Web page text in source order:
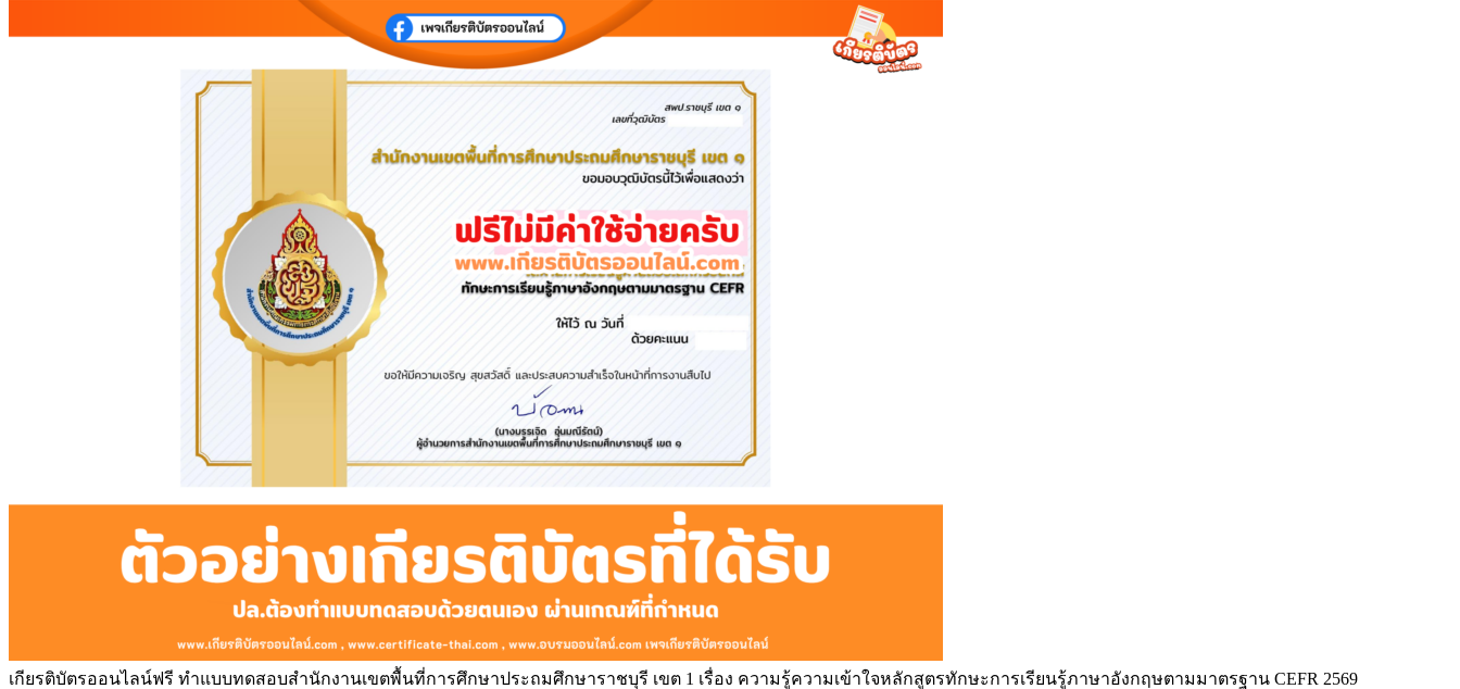
เกียรติบัตรออนไลน์ฟรี ทำแบบทดสอบสำนักงานเขตพื้นที่การศึกษาประถมศึกษาราชบุรี เขต 1 เรื่อง ความรู้ความเข้าใจหลักสูตรทักษะการเรียนรู้ภาษาอังกฤษตามมาตรฐาน CEFR 2569